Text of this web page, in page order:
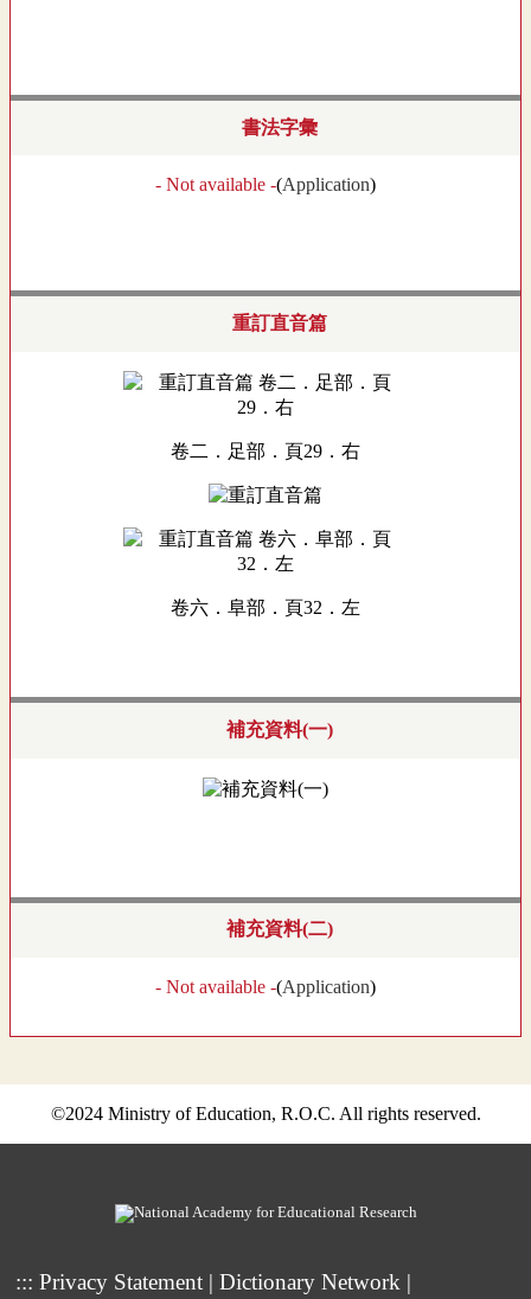
書法字彙
- Not available -(Application)
重訂直音篇
卷二．足部．頁29．右
卷六．阜部．頁32．左
補充資料(一)
補充資料(二)
- Not available -(Application)
©2024 Ministry of Education, R.O.C. All rights reserved.
::: Privacy Statement| Dictionary Network |